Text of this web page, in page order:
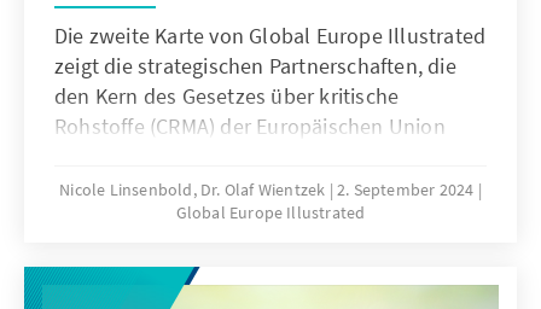
Die zweite Karte von Global Europe Illustrated
zeigt die strategischen Partnerschaften, die
den Kern des Gesetzes über kritische
Rohstoffe (CRMA) der Europäischen Union
Versorgung der EU mit wichtigen Rohstoffen
Nicole Linsenbold, Dr. Olaf Wientzek 2. September 2024
Global Europe Illustrated